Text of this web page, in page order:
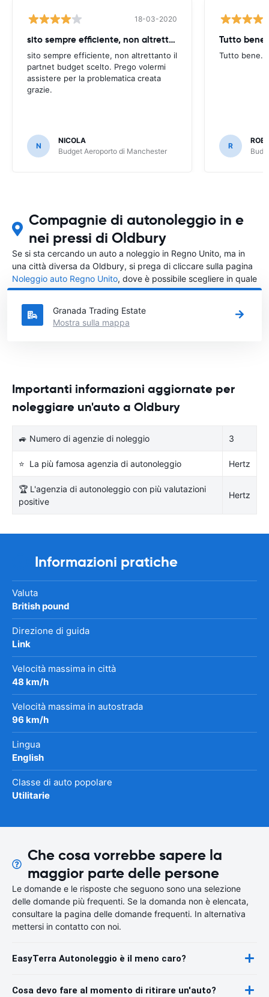
18-03-2020
sito sempre efficiente, non altrettanto
sito sempre efficiente, non altrettanto il
partnet budget scelto. Prego volermi
assistere per la problematica creata
grazie.
N
NICOLA
Budget Aeroporto di Manchester
Tutto bene.
Tutto bene.
R
Compagnie di autonoleggio in e
nei pressi di Oldbury
Se si sta cercando un auto a noleggio in Regno Unito, ma in
una città diversa da Oldbury, si prega di cliccare sulla pagina
Noleggio auto Regno Unito, dove è possibile scegliere in quale
città in Regno Unito si vuole noleggiare l'auto.
Granada Trading Estate
Mostra sulla mappa
Importanti informazioni aggiornate per
noleggiare un'auto a Oldbury
🚙 Numero di agenzie di noleggio 3
⭐ La più famosa agenzia di autonoleggio Hertz
🏆 L'agenzia di autonoleggio con più valutazioni
positive
Hertz
Informazioni pratiche
Valuta
British pound
Direzione di guida
Link
Velocità massima in città
48 km/h
Velocità massima in autostrada
96 km/h
Lingua
English
Classe di auto popolare
Utilitarie
Che cosa vorrebbe sapere la
maggior parte delle persone
Le domande e le risposte che seguono sono una selezione
delle domande più frequenti. Se la domanda non è elencata,
consultare la pagina delle domande frequenti. In alternativa
mettersi in contatto con noi.
EasyTerra Autonoleggio è il meno caro?
Cosa devo fare al momento di ritirare un'auto?